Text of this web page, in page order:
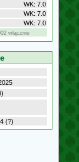
WK: 7.0
WK: 7.0
WK: 7.0
włącznie
(?)